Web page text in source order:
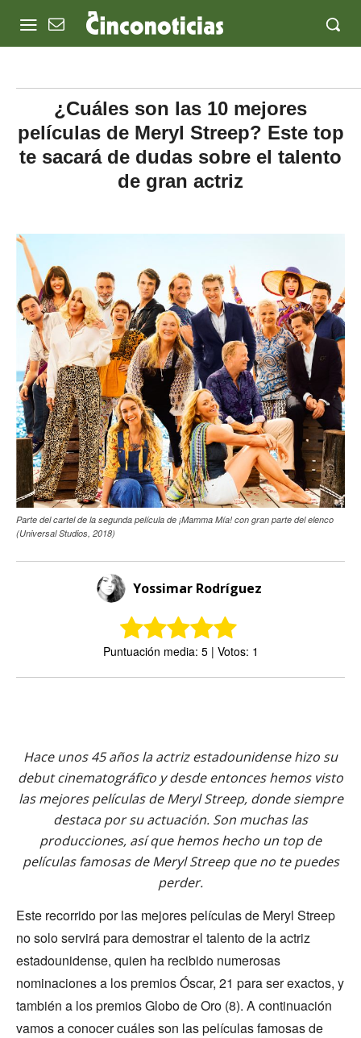
¿Cuáles son las 10 mejores
películas de Meryl Streep? Este top
te sacará de dudas sobre el talento
de gran actriz
Parte del cartel de la segunda película de ¡Mamma Mía! con gran parte del elenco
(Universal Studios, 2018)
Yossimar Rodríguez
Puntuación media: 5 | Votos: 1
Hace unos 45 años la actriz estadounidense hizo su
debut cinematográfico y desde entonces hemos visto
las mejores películas de Meryl Streep, donde siempre
destaca por su actuación. Son muchas las
producciones, así que hemos hecho un top de
películas famosas de Meryl Streep que no te puedes
perder.
Este recorrido por las mejores películas de Meryl Streep
no solo servirá para demostrar el talento de la actriz
estadounidense, quien ha recibido numerosas
nominaciones a los premios Óscar, 21 para ser exactos, y
también a los premios Globo de Oro (8). A continuación
vamos a conocer cuáles son las películas famosas de